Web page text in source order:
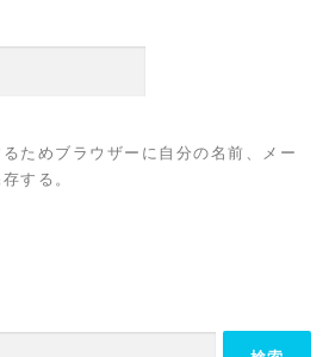
ためブラウザーに自分の名前、メー
する。